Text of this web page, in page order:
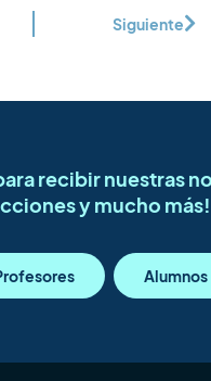
Siguiente
recibir nuestras
y mucho más!
Alumnos